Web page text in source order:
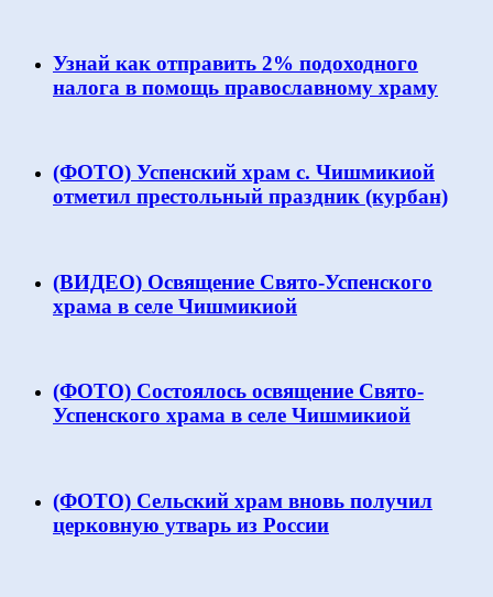
Узнай как отправить 2% подоходного
налога в помощь православному храму
(ФОТО) Успенский храм с. Чишмикиой
отметил престольный праздник (курбан)
(ВИДЕО) Освящение Свято-Успенского
храма в селе Чишмикиой
(ФОТО) Состоялось освящение Свято-
Успенского храма в селе Чишмикиой
(ФОТО) Сельский храм вновь получил
церковную утварь из России